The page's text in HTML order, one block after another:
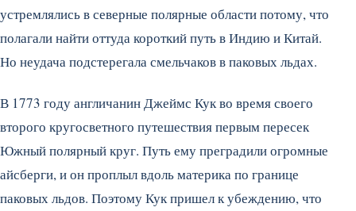
устремлялись в северные полярные области потому, что
полагали найти оттуда короткий путь в Индию и Китай.
Но неудача подстерегала смельчаков в паковых льдах.
В 1773 году англичанин Джеймс Кук во время своего
второго кругосветного путешествия первым пересек
Южный полярный круг. Путь ему преградили огромные
айсберги, и он проплыл вдоль материка по границе
паковых льдов. Поэтому Кук пришел к убеждению, что